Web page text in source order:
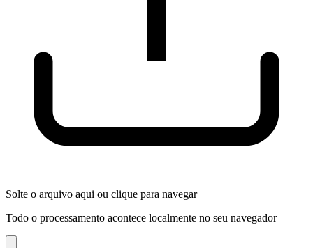
Solte o arquivo aqui ou clique para navegar
Todo o processamento acontece localmente no seu navegador